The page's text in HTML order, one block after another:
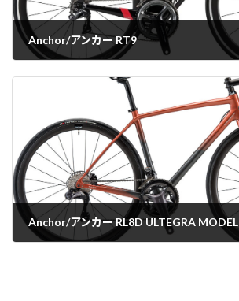
Anchor/アンカー RT9
Anchor/アンカー RL8D ULTEGRA MODEL